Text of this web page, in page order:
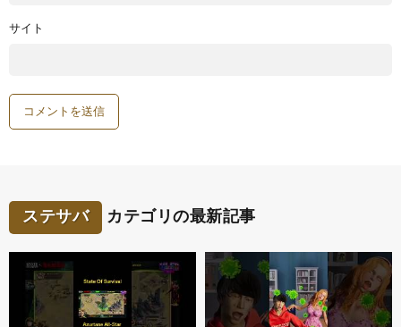
サイト
ステサバ カテゴリの最新記事